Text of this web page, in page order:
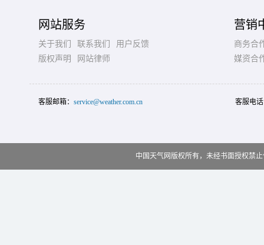
网站服务
关于我们 联系我们
用户反馈
版权声明
网站律师
营销
商务合
媒资合
客服邮箱： service@weather.com.cn 客服电
中国天气网版权所有，未经书面授权